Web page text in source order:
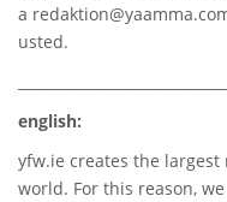
a
usted.
english:
yfw.ie creates the
world. For this reason,